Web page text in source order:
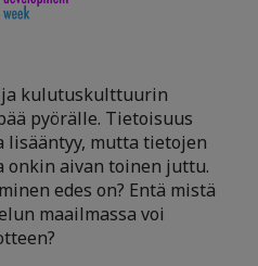
kulutuskulttuurin
pyörälle. Tietoisuus
lisääntyy, mutta tietojen
onkin aivan toinen juttu.
edes on? Entä mistä
maailmassa voi